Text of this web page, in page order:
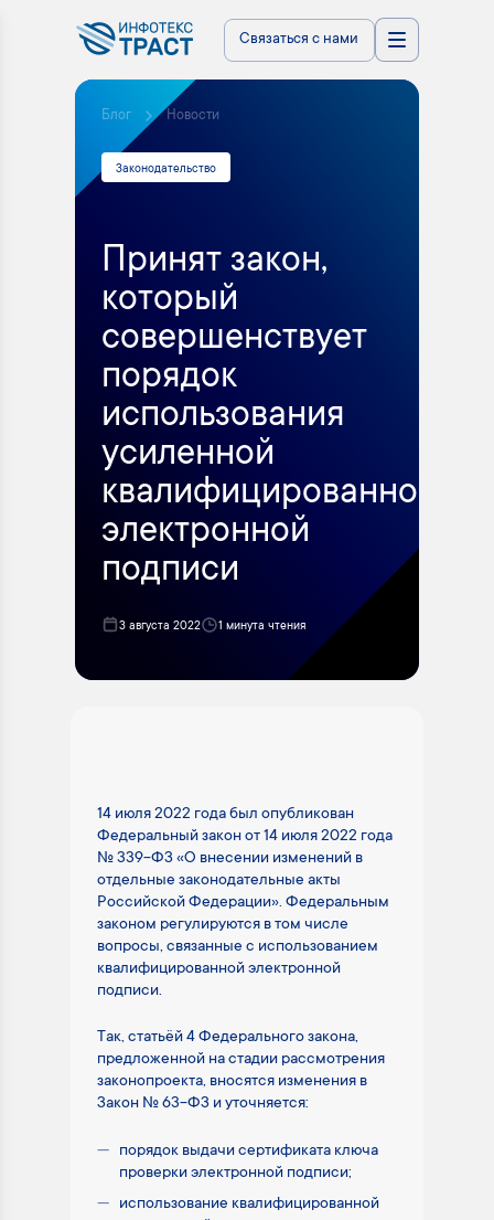
Связаться с нами
Блог Новости
Законодательство
Принят закон,
который
совершенствует
порядок
использования
усиленной
квалифицированной
электронной
подписи
3 августа 2022 1 минута чтения
14 июля 2022 года был опубликован
Федеральный закон от 14 июля 2022 года
№ 339-ФЗ «О внесении изменений в
отдельные законодательные акты
Российской Федерации». Федеральным
законом регулируются в том числе
вопросы, связанные с использованием
квалифицированной электронной
подписи.
Так, статьёй 4 Федерального закона,
предложенной на стадии рассмотрения
законопроекта, вносятся изменения в
Закон № 63-ФЗ и уточняется:
порядок выдачи сертификата ключа
проверки электронной подписи;
использование квалифицированной